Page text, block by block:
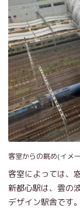
客室からの眺め(イメ
客室によっては、
新都心駅は、雲の
デザイン駅舎です